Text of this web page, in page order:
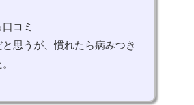
コミ
と思うが、慣れたら病みつき